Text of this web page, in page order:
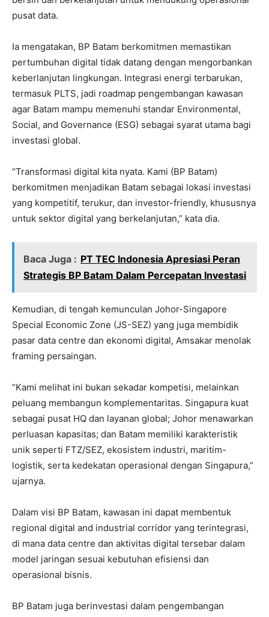
pusat data.
Ia mengatakan, BP Batam berkomitmen memastikan
pertumbuhan digital tidak datang dengan mengorbankan
keberlanjutan lingkungan. Integrasi energi terbarukan,
termasuk PLTS, jadi roadmap pengembangan kawasan
agar Batam mampu memenuhi standar Environmental,
Social, and Governance (ESG) sebagai syarat utama bagi
investasi global.
“Transformasi digital kita nyata. Kami (BP Batam)
berkomitmen menjadikan Batam sebagai lokasi investasi
yang kompetitif, terukur, dan investor-friendly, khususnya
untuk sektor digital yang berkelanjutan,” kata dia.
Baca Juga : PT TEC Indonesia Apresiasi Peran
Strategis BP Batam Dalam Percepatan Investasi
Kemudian, di tengah kemunculan Johor-Singapore
Special Economic Zone (JS-SEZ) yang juga membidik
pasar data centre dan ekonomi digital, Amsakar menolak
framing persaingan.
“Kami melihat ini bukan sekadar kompetisi, melainkan
peluang membangun komplementaritas. Singapura kuat
sebagai pusat HQ dan layanan global; Johor menawarkan
perluasan kapasitas; dan Batam memiliki karakteristik
unik seperti FTZ/SEZ, ekosistem industri, maritim-
logistik, serta kedekatan operasional dengan Singapura,”
ujarnya.
Dalam visi BP Batam, kawasan ini dapat membentuk
regional digital and industrial corridor yang terintegrasi,
di mana data centre dan aktivitas digital tersebar dalam
model jaringan sesuai kebutuhan efisiensi dan
operasional bisnis.
BP Batam juga berinvestasi dalam pengembangan